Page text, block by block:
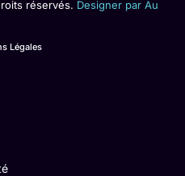
réservés. Designer par Au
Légales